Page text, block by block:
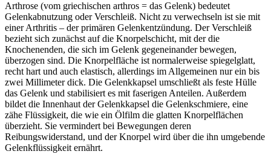
Arthrose (vom griechischen arthros = das Gelenk) bedeutet
Gelenkabnutzung oder Verschleiß. Nicht zu verwechseln ist sie mit
einer Arthritis – der primären Gelenkentzündung. Der Verschleiß
bezieht sich zunächst auf die Knorpelschicht, mit der die
Knochenenden, die sich im Gelenk gegeneinander bewegen,
überzogen sind. Die Knorpelfläche ist normalerweise spiegelglatt,
recht hart und auch elastisch, allerdings im Allgemeinen nur ein bis
zwei Millimeter dick. Die Gelenkkapsel umschließt als feste Hülle
das Gelenk und stabilisiert es mit faserigen Anteilen. Außerdem
bildet die Innenhaut der Gelenkkapsel die Gelenkschmiere, eine
zähe Flüssigkeit, die wie ein Ölfilm die glatten Knorpelflächen
überzieht. Sie vermindert bei Bewegungen deren
Reibungswiderstand, und der Knorpel wird über die ihn umgebende
Gelenkflüssigkeit ernährt.